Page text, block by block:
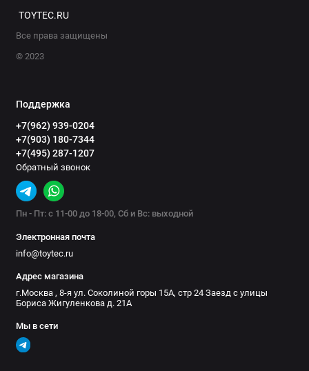
TOYTEC.RU
Все права защищены
© 2023
Поддержка
+7(962) 939-0204
+7(903) 180-7344
+7(495) 287-1207
Обратный звонок
Пн - Пт: с 11-00 до 18-00, Сб и Вс: выходной
Электронная почта
info@toytec.ru
Адрес магазина
г.Москва , 8-я ул. Соколиной горы 15А, стр 24 Заезд с улицы
Бориса Жигуленкова д. 21А
Мы в сети